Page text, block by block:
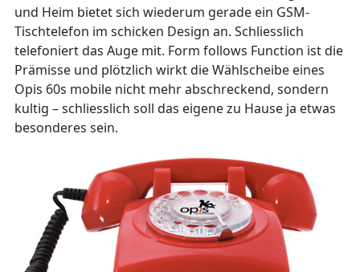
und Heim bietet sich wiederum gerade ein GSM-
Tischtelefon im schicken Design an. Schliesslich
telefoniert das Auge mit. Form follows Function ist die
Prämisse und plötzlich wirkt die Wählscheibe eines
Opis 60s mobile nicht mehr abschreckend, sondern
kultig – schliesslich soll das eigene zu Hause ja etwas
besonderes sein.